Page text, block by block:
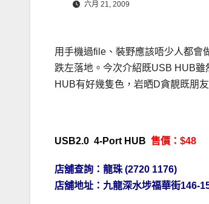
六月 21, 2009
用手機過file、裝野應該唔少人都會
跌左落地。今次介紹既USB HUB
HUB有好幾隻色，岩晒D貪靚既朋
USB2.0 4-Port HUB 售價：$48
店舖查詢：龍珠 (2720 1176)
店舖地址：九龍深水埗福華街146-